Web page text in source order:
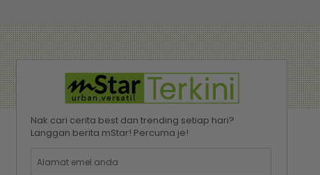
Nak cari cerita best dan trending setiap hari?
Langgan berita mStar! Percuma je!